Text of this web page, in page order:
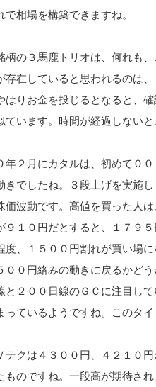
相場を構築できますね。
柄の３馬鹿トリオは、何れも
存在していると思われるのは
りお金を投じるとなると、
ています。時間が経過しない
年２月にカタルは、初めて０
きでしたね。３段上げを実施
価波動です。高値を買った人
９１０円だとすると、１７９
度、１５００円割れが買い場
００円絡みの動きに戻るかど
と２００日線のＧＣに注目し
っているようですね。このタ
テクは４３００円、４２１０
ものですね。一段高が期待さ